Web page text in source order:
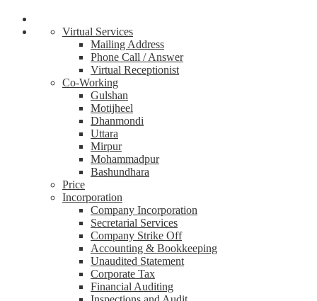
Virtual Services
Mailing Address
Phone Call / Answer
Virtual Receptionist
Co-Working
Gulshan
Motijheel
Dhanmondi
Uttara
Mirpur
Mohammadpur
Bashundhara
Price
Incorporation
Company Incorporation
Secretarial Services
Company Strike Off
Accounting & Bookkeeping
Unaudited Statement
Corporate Tax
Financial Auditing